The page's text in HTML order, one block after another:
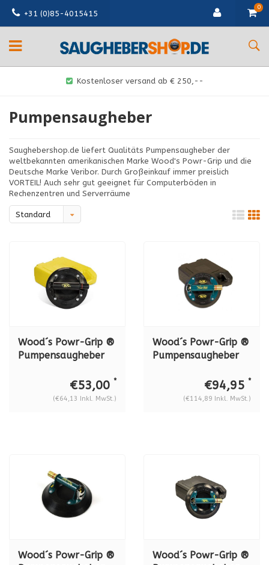
+31 (0)85-4015415
0
Kostenloser versand ab € 250,--
Pumpensaugheber
Saughebershop.de liefert Qualitäts Pumpensaugheber der
weltbekannten amerikanischen Marke Wood's Powr-Grip und die
Deutsche Marke Veribor. Durch Großeinkauf immer preislich
VORTEIL! Auch sehr gut geeignet für Computerböden in
Rechenzentren und Serverräume
Standard
Wood´s Powr-Grip ®
Pumpensaugheber
€53,00 *
(€64,13 Inkl. MwSt.)
Wood´s Powr-Grip ®
Pumpensaugheber
€94,95 *
(€114,89 Inkl. MwSt.)
Wood´s Powr-Grip ®
Wood´s Powr-Grip ®